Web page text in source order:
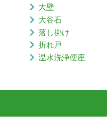
大壁
大谷石
落し掛け
折れ戸
温水洗浄便座